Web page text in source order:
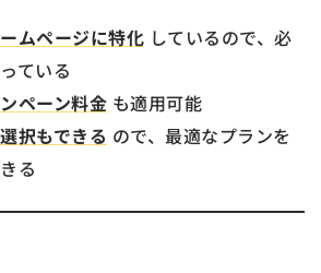
ムページに特化 しているので、必
ている
ペーン料金 も適用可能
択もできる ので、最適なプランを
る